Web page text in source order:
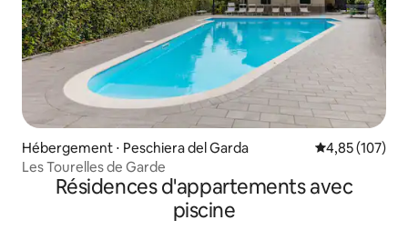
Hébergement ⋅ Peschiera del Garda Évaluation
4,85 (107)
Les Tourelles de Garde
Résidences d'appartements avec
piscine